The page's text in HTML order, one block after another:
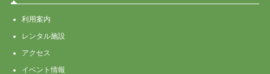
利用案内
レンタル施設
アクセス
イベント情報